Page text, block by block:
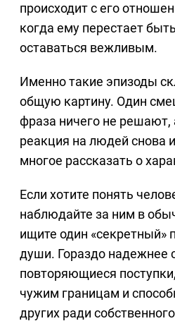
происходит с его
когда ему перестает
оставаться вежливым.
Именно такие эпизоды
общую картину. Один
фраза ничего не решают,
реакция на людей снова
многое рассказать о
Если хотите понять
наблюдайте за ним в
ищите один «секретный»
души. Гораздо надежнее
повторяющиеся
чужим границам и
других ради